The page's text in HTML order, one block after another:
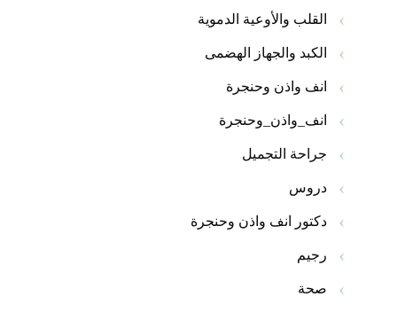
القلب والأوعية الدموية
الكبد والجهاز الهضمى
انف واذن وحنجرة
انف_واذن_وحنجرة
جراحة التجميل
دروس
دكتور انف واذن وحنجرة
رجيم
صحة